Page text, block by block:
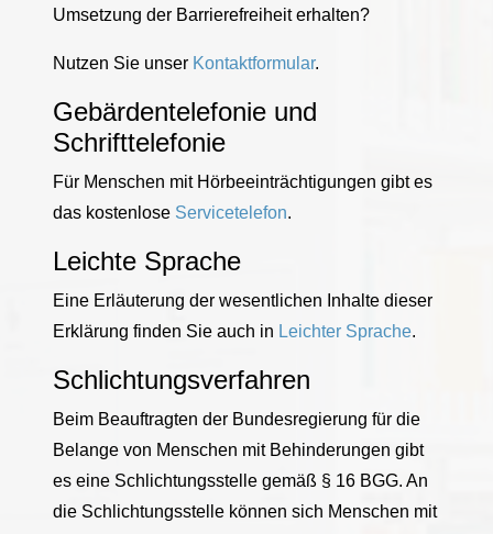
Umsetzung der Barrierefreiheit erhalten?
Nutzen Sie unser Kontaktformular.
Gebärdentelefonie und
Schrifttelefonie
Für Menschen mit Hörbeeinträchtigungen gibt es
das kostenlose Servicetelefon.
Leichte Sprache
Eine Erläuterung der wesentlichen Inhalte dieser
Erklärung finden Sie auch in Leichter Sprache.
Schlichtungsverfahren
Beim Beauftragten der Bundesregierung für die
Belange von Menschen mit Behinderungen gibt
es eine Schlichtungsstelle gemäß § 16 BGG. An
die Schlichtungsstelle können sich Menschen mit